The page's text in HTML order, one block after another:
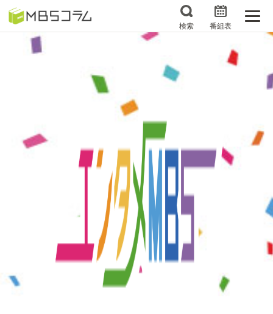
検索 番組表
番組コラムから探す
エンタメMBS
3分で読める！『ザ・リー
サタプラ ～気になる情
報をちょこっとプラス～
所さんお届けモノです！
の気になるトコロ
月曜の蛙、大海を知る。
マニアックでメカニカル
そしてＭＢＳ的なＭなス
何が起こるかホンマにわ
からん！？「ごぶごぶ」の
トリセツ
情熱大陸を読む
レストランだけじゃない
「水野真紀の魔法のレスト